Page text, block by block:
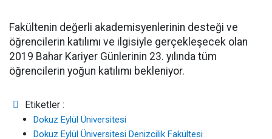
Fakültenin değerli akademisyenlerinin desteği ve
öğrencilerin katılımı ve ilgisiyle gerçekleşecek olan
2019 Bahar Kariyer Günlerinin 23. yılında tüm
öğrencilerin yoğun katılımı bekleniyor.
Etiketler :
Dokuz Eylül Üniversitesi
Dokuz Eylül Üniversitesi Denizcilik Fakültesi